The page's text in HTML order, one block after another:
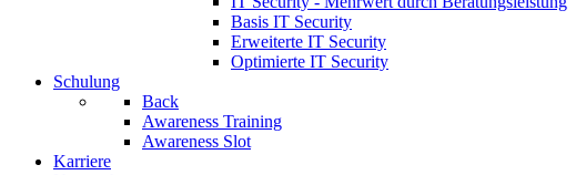
Basis IT Security
Erweiterte IT Security
Optimierte IT Security
Schulung
Back
Awareness Training
Awareness Slot
Karriere